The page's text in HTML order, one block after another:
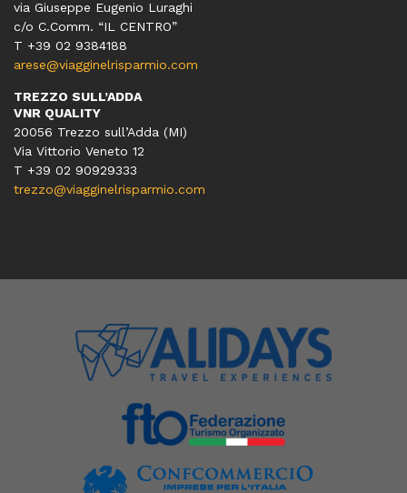
via Giuseppe Eugenio Luraghi
c/o C.Comm. “IL CENTRO”
T +39 02 9384188
arese@viagginelrisparmio.com
TREZZO SULL’ADDA
VNR QUALITY
20056 Trezzo sull’Adda (MI)
Via Vittorio Veneto 12
T +39 02 90929333
trezzo@viagginelrisparmio.com